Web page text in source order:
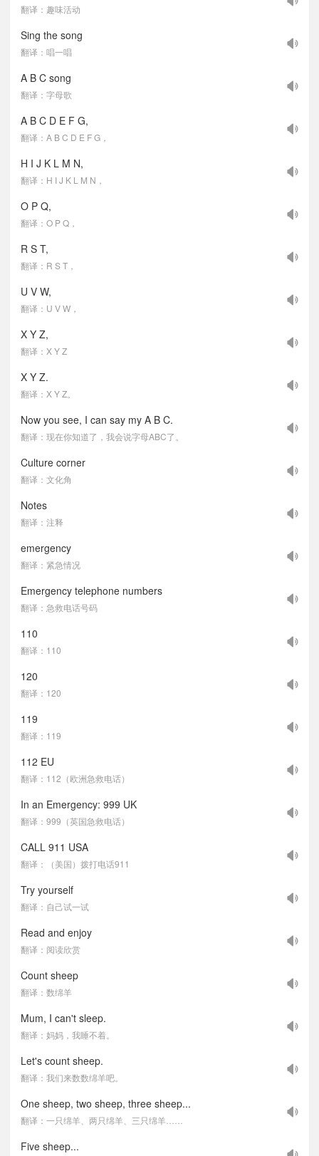
翻译：趣味活动
Sing the song
翻译：唱一唱
A B C song
翻译：字母歌
A B C D E F G,
翻译：A B C D E F G，
H I J K L M N,
翻译：H I J K L M N，
O P Q,
翻译：O P Q，
R S T,
翻译：R S T，
U V W,
翻译：U V W，
X Y Z,
翻译：X Y Z
X Y Z.
翻译：X Y Z。
Now you see, I can say my A B C.
翻译：现在你知道了，我会说字母ABC了。
Culture corner
翻译：文化角
Notes
翻译：注释
emergency
翻译：紧急情况
Emergency telephone numbers
翻译：急救电话号码
110
翻译：110
120
翻译：120
119
翻译：119
112 EU
翻译：112（欧洲急救电话）
In an Emergency: 999 UK
翻译：999（英国急救电话）
CALL 911 USA
翻译：（美国）拨打电话911
Try yourself
翻译：自己试一试
Read and enjoy
翻译：阅读欣赏
Count sheep
翻译：数绵羊
Mum, I can't sleep.
翻译：妈妈，我睡不着。
Let's count sheep.
翻译：我们来数数绵羊吧。
One sheep, two sheep, three sheep...
翻译：一只绵羊、两只绵羊、三只绵羊……
Five sheep...